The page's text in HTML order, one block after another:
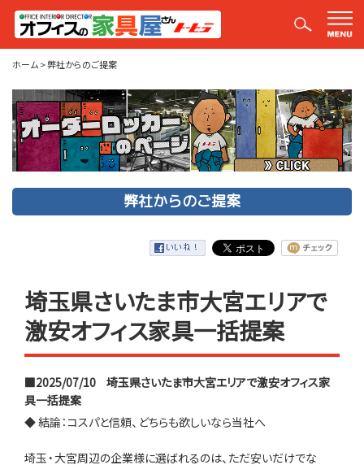
弊社からのご提案
ホーム>弊社からのご提案
弊社からのご提案
埼玉県さいたま市大宮エリアで
激安オフィス家具一括提案
■2025/07/10
埼玉県さいたま市大宮エリアで激安オフィス家
具一括提案
◆ 結論：コスパと信頼、どちらも欲しいなら当社へ
埼玉・大宮周辺の企業様に選ばれるのは、ただ安いだけでな